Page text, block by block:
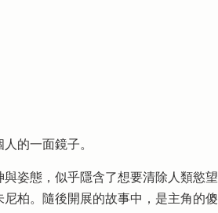
的一面鏡子。
姿態，似乎隱含了想要清除人類慾望
柏。隨後開展的故事中，是主角的傻